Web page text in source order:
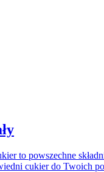
to powszechne
cukier do Twoich